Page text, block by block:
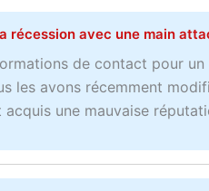
récession avec une main
de contact pour un
les avons récemment
une mauvaise